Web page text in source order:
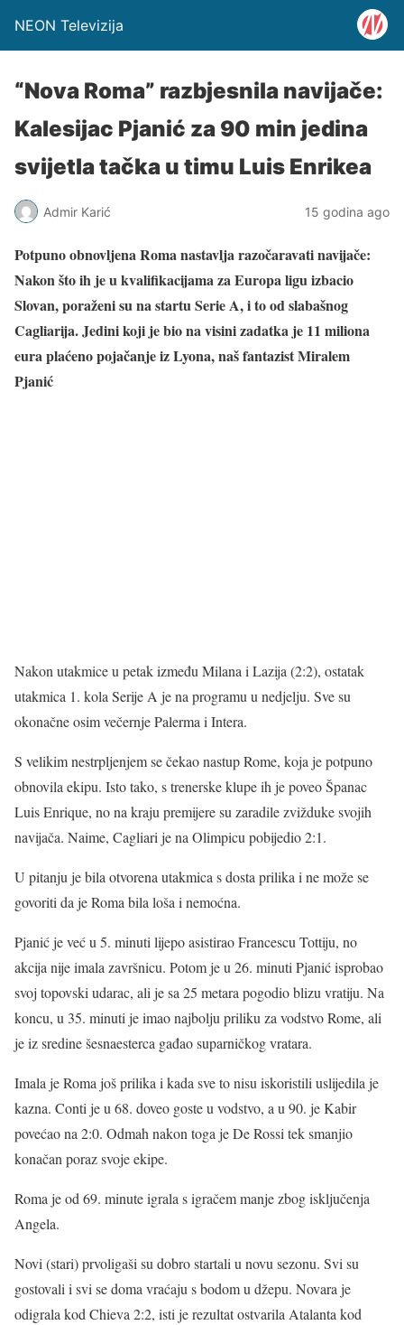
NEON Televizija
“Nova Roma” razbjesnila navijače:
Kalesijac Pjanić za 90 min jedina
svijetla tačka u timu Luis Enrikea
Admir Karić 15 godina ago
Potpuno obnovljena Roma nastavlja razočaravati navijače:
Nakon što ih je u kvalifikacijama za Europa ligu izbacio
Slovan, poraženi su na startu Serie A, i to od slabašnog
Cagliarija. Jedini koji je bio na visini zadatka je 11 miliona
eura plaćeno pojačanje iz Lyona, naš fantazist Miralem
Pjanić
Nakon utakmice u petak između Milana i Lazija (2:2), ostatak
utakmica 1. kola Serije A je na programu u nedjelju. Sve su
okonačne osim večernje Palerma i Intera.
S velikim nestrpljenjem se čekao nastup Rome, koja je potpuno
obnovila ekipu. Isto tako, s trenerske klupe ih je poveo Španac
Luis Enrique, no na kraju premijere su zaradile zvižduke svojih
navijača. Naime, Cagliari je na Olimpicu pobijedio 2:1.
U pitanju je bila otvorena utakmica s dosta prilika i ne može se
govoriti da je Roma bila loša i nemoćna.
Pjanić je već u 5. minuti lijepo asistirao Francescu Tottiju, no
akcija nije imala završnicu. Potom je u 26. minuti Pjanić isprobao
svoj topovski udarac, ali je sa 25 metara pogodio blizu vratiju. Na
koncu, u 35. minuti je imao najbolju priliku za vodstvo Rome, ali
je iz sredine šesnaesterca gađao suparničkog vratara.
Imala je Roma još prilika i kada sve to nisu iskoristili uslijedila je
kazna. Conti je u 68. doveo goste u vodstvo, a u 90. je Kabir
povećao na 2:0. Odmah nakon toga je De Rossi tek smanjio
konačan poraz svoje ekipe.
Roma je od 69. minute igrala s igračem manje zbog isključenja
Angela.
Novi (stari) prvoligaši su dobro startali u novu sezonu. Svi su
gostovali i svi se doma vraćaju s bodom u džepu. Novara je
odigrala kod Chieva 2:2, isti je rezultat ostvarila Atalanta kod